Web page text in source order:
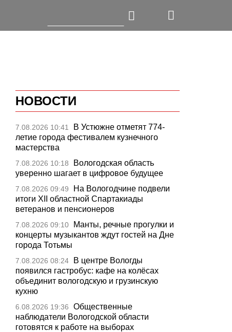
НОВОСТИ
7.08.2026 10:41
В Устюжне отметят 774-
летие города фестивалем кузнечного
мастерства
7.08.2026 10:18
Вологодская область
уверенно шагает в цифровое будущее
7.08.2026 09:49
На Вологодчине подвели
итоги XII областной Спартакиады
ветеранов и пенсионеров
7.08.2026 09:10
Манты, речные прогулки и
концерты музыкантов ждут гостей на Дне
города Тотьмы
7.08.2026 08:24
В центре Вологды
появился гастробус: кафе на колёсах
объединит вологодскую и грузинскую
кухню
6.08.2026 19:36
Общественные
наблюдатели Вологодской области
готовятся к работе на выборах